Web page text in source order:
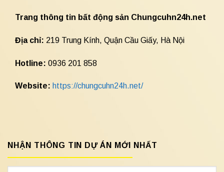
Trang thông tin bất động sản Chungcuhn24h.net
Địa chỉ: 219 Trung Kính, Quận Cầu Giấy, Hà Nội
Hotline: 0936 201 858
Website: https://chungcuhn24h.net/
NHẬN THÔNG TIN DỰ ÁN MỚI NHẤT